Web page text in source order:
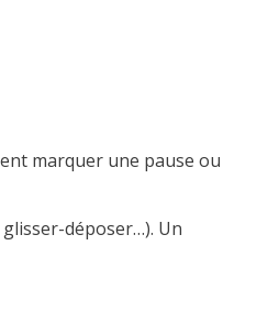
marquer une pause ou
déposer…). Un